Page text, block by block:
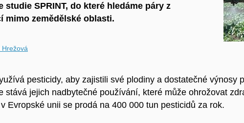
studie SPRINT, do které hledáme páry z
mimo zemědělské oblasti.
Hrežová
pesticidy, aby zajistili své plodiny a dostatečné výnosy
stává jejich nadbytečné používání, které může ohrožovat
Evropské unii se prodá na 400 000 tun pesticidů za rok.